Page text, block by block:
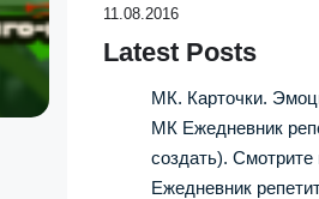
11.08.2016
Latest Posts
МК. Карточки.
МК Ежедневник
создать).
Ежедневник